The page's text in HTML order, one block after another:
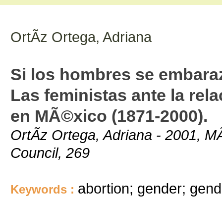
OrtÃ­z Ortega, Adriana
Si los hombres se
Las feministas ante la
en MÃ©xico (1871-2000).
OrtÃ­z Ortega, Adriana - 2001,
Council, 269
Keywords : abortion; gender;